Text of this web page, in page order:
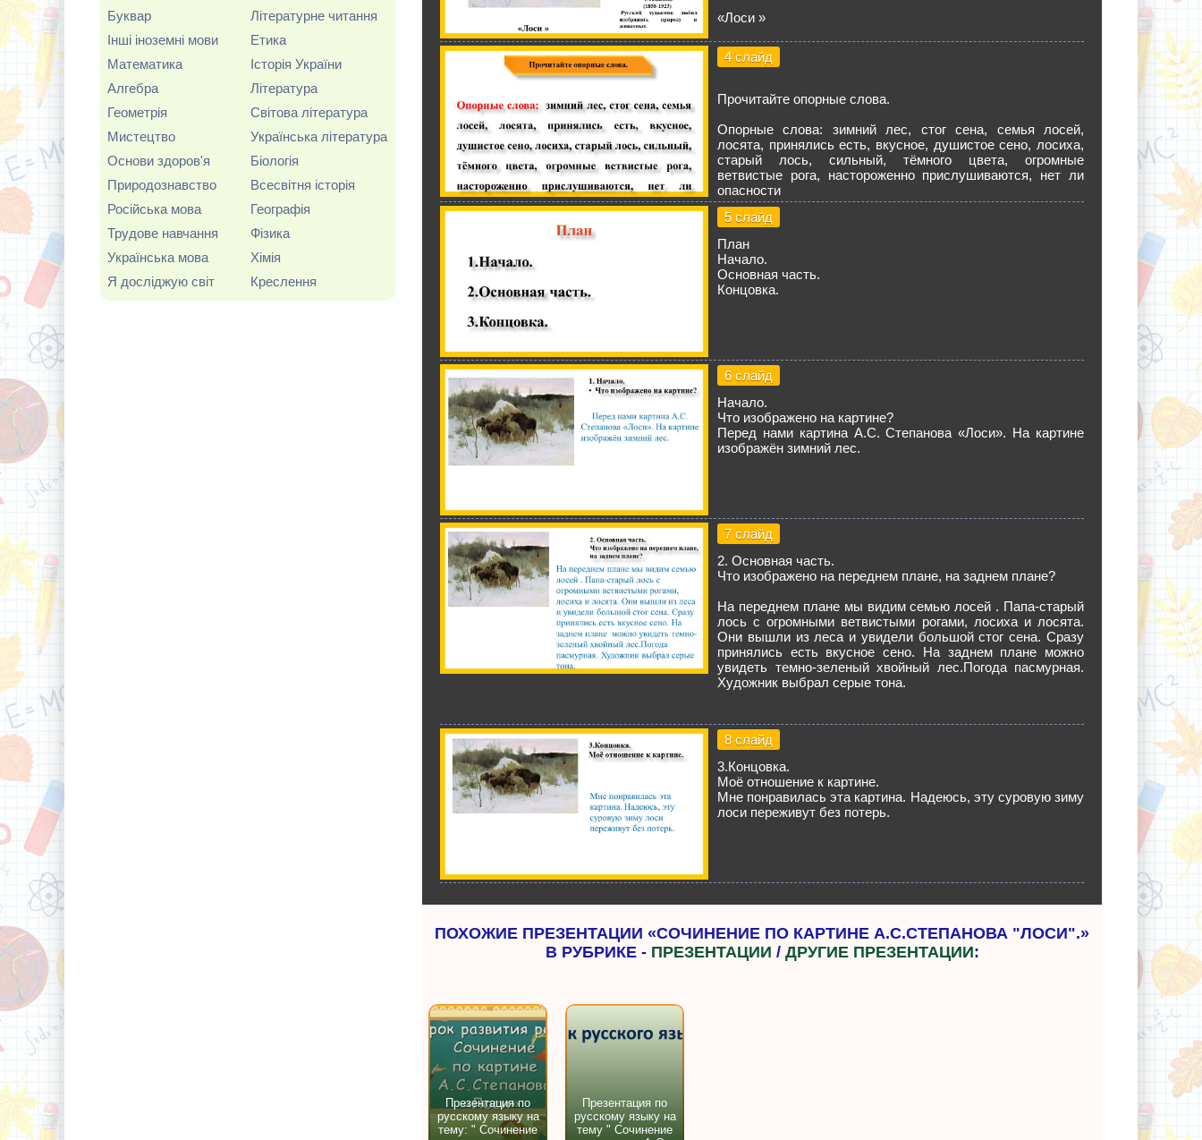
Буквар
Інші іноземні мови
Математика
Алгебра
Геометрія
Мистецтво
Основи здоров'я
Природознавство
Російська мова
Трудове навчання
Українська мова
Я досліджую світ
Літературне читання
Етика
Історія України
Література
Світова література
Українська література
Біологія
Всесвітня історія
Географія
Фізика
Хімія
Креслення
«Лоси »
4 слайд
Прочитайте опорные слова.
Опорные слова: зимний лес, стог сена, семья лосей,
лосята, принялись есть, вкусное, душистое сено, лосиха,
старый лось, сильный, тёмного цвета, огромные
ветвистые рога, настороженно прислушиваются, нет ли
опасности
5 слайд
План
Начало.
Основная часть.
Концовка.
6 слайд
Начало.
Что изображено на картине?
Перед нами картина А.С. Степанова «Лоси». На картине
изображён зимний лес.
7 слайд
2. Основная часть.
Что изображено на переднем плане, на заднем плане?
На переднем плане мы видим семью лосей . Папа-старый
лось с огромными ветвистыми рогами, лосиха и лосята.
Они вышли из леса и увидели большой стог сена. Сразу
принялись есть вкусное сено. На заднем плане можно
увидеть темно-зеленый хвойный лес.Погода пасмурная.
Художник выбрал серые тона.
8 слайд
3.Концовка.
Моё отношение к картине.
Мне понравилась эта картина. Надеюсь, эту суровую зиму
лоси переживут без потерь.
ПОХОЖИЕ ПРЕЗЕНТАЦИИ «СОЧИНЕНИЕ ПО КАРТИНЕ А.С.СТЕПАНОВА "ЛОСИ".»
В РУБРИКЕ - ПРЕЗЕНТАЦИИ / ДРУГИЕ ПРЕЗЕНТАЦИИ:
Презентация по
русскому языку на
тему: " Сочинение
Презентация по
русскому языку на
тему " Сочинение